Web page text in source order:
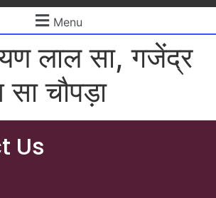
Menu
लाल सा, गजेंद्र
सा चौपड़ा
Us